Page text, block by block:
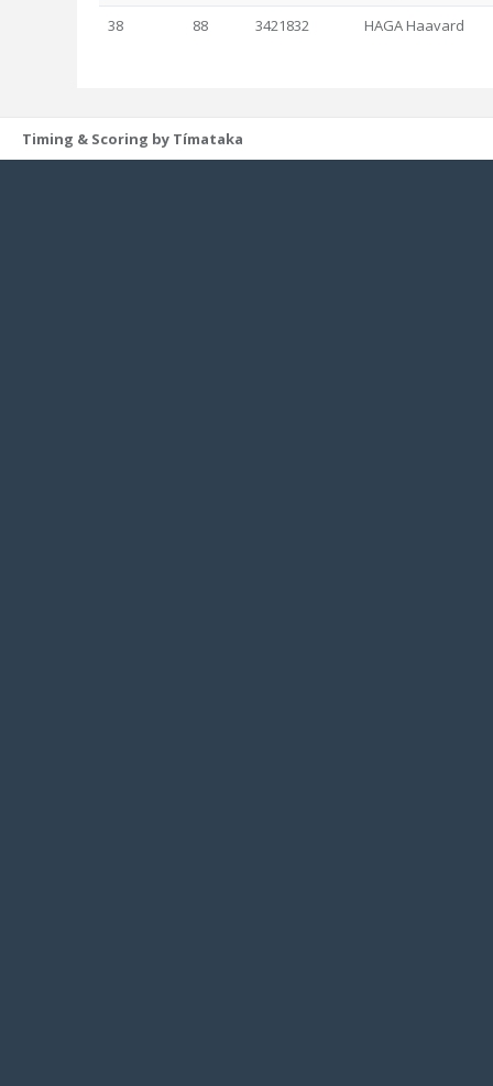
38
88 3421832 HAGA Haavard
Timing & Scoring by Tímataka